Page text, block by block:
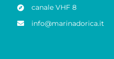
canale VHF 8
info@marinadorica.it